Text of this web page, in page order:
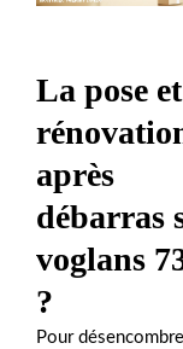
La pose
après
débarras
voglans
?
Pour